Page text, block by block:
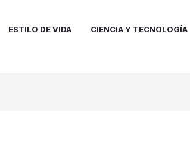
ESTILO DE VIDA CIENCIA Y TECNOLOGÍA